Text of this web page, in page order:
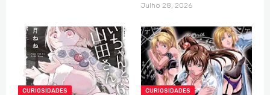
Julho 28, 2026
CURIOSIDADES CURIOSIDADES